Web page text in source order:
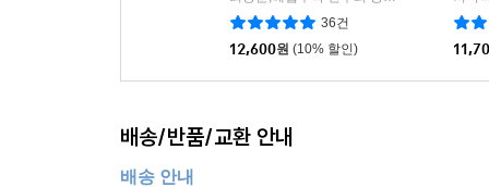
36건
12,600원 (10% 할인)
배송/반품/교환 안내
배송 안내